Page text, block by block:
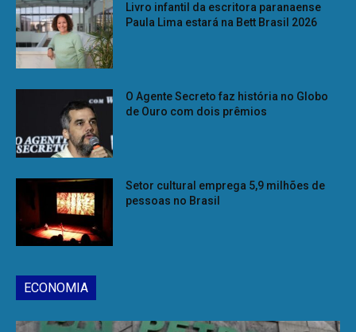
Livro infantil da escritora paranaense
Paula Lima estará na Bett Brasil 2026
O Agente Secreto faz história no Globo
de Ouro com dois prêmios
Setor cultural emprega 5,9 milhões de
pessoas no Brasil
ECONOMIA